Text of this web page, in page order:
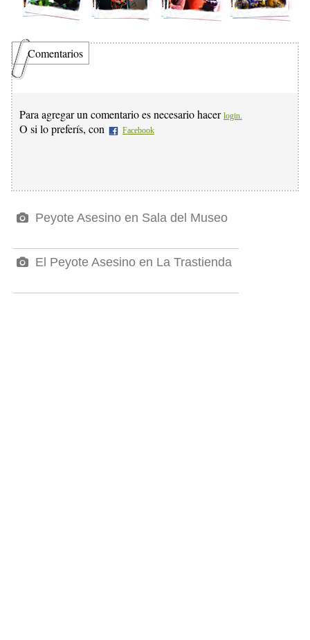
Comentarios
Para agregar un comentario es necesario hacer login.
O si lo preferís, con Facebook
Peyote Asesino en Sala del Museo
El Peyote Asesino en La Trastienda